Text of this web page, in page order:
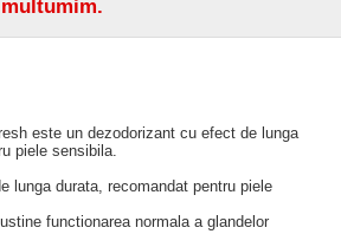
este un dezodorizant cu efect de lunga
piele sensibila.
lunga durata, recomandat pentru piele
functionarea normala a glandelor